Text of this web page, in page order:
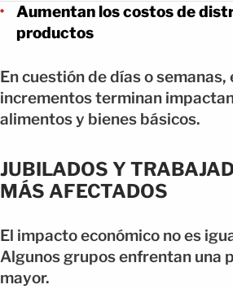
Aumentan los costos de
productos
En cuestión de días o semanas,
incrementos terminan
alimentos y bienes básicos.
JUBILADOS Y
MÁS AFECTADOS
El impacto económico no es
Algunos grupos enfrentan una
mayor.